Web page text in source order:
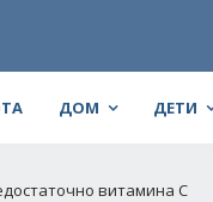
ДОМ ДЕТИ
витамина С